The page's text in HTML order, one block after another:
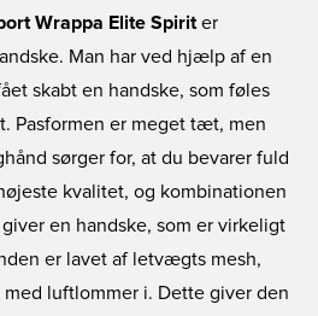
Wrappa Elite Spirit er
Man har ved hjælp af en
skabt en handske, som føles
Pasformen er meget tæt, men
sørger for, at du bevarer fuld
kvalitet, og kombinationen
en handske, som er virkeligt
er lavet af letvægts mesh,
luftlommer i. Dette giver den